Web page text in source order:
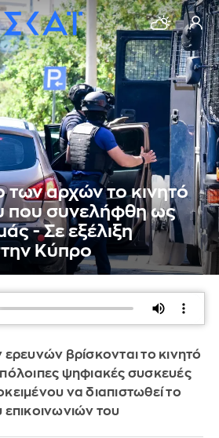
των αρχών το κινητό
που συνελήφθη ως
- Σε εξέλιξη
Κύπρο
βρίσκονται το κινητό
ψηφιακές συσκευές
να διαπιστωθεί το
επικοινωνιών του